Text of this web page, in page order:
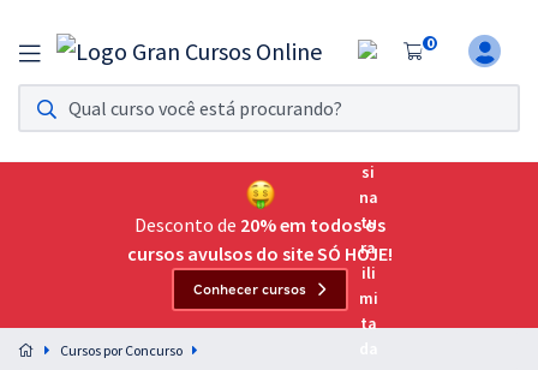
0
Assinatura Ilimitada 11
Acesso a todos os cursos. Teste grátis por 7 dias!
Assinatura OAB Até Passar
Acesso ilimitado a toda preparação para o Exame da
Preparação completa e intensiva para as principais
residências em saúde do Brasil
Desconto de 20% em todos os
cursos avulsos do site SÓ HOJE!
Conhecer cursos
Cursos por Concurso